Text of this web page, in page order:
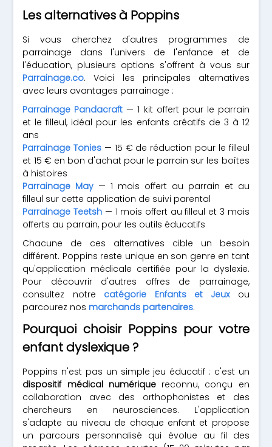
Les alternatives à Poppins
Si vous cherchez d'autres programmes de
parrainage dans l'univers de l'enfance et de
l'éducation, plusieurs options s'offrent à vous sur
Parrainage.co. Voici les principales alternatives
avec leurs avantages parrainage :
Parrainage Pandacraft — 1 kit offert pour le parrain
et le filleul, idéal pour les enfants créatifs de 3 à 12
ans
Parrainage Tonies — 15 € de réduction pour le filleul
et 15 € en bon d'achat pour le parrain sur les boîtes
à histoires
Parrainage May — 1 mois offert au parrain et au
filleul sur cette application de suivi parental
Parrainage Teetsh — 1 mois offert au filleul et 3 mois
offerts au parrain, pour les outils éducatifs
Chacune de ces alternatives cible un besoin
différent. Poppins reste unique en son genre en tant
qu'application médicale certifiée pour la dyslexie.
Pour découvrir d'autres offres de parrainage,
consultez notre catégorie Enfants et Jeuxou
parcourez nos marchands partenaires.
Pourquoi choisir Poppins pour votre
enfant dyslexique ?
Poppins n'est pas un simple jeu éducatif : c'est un
dispositif médical numériquereconnu, conçu en
collaboration avec des orthophonistes et des
chercheurs en neurosciences. L'application
s'adapte au niveau de chaque enfant et propose
un parcours personnalisé qui évolue au fil des